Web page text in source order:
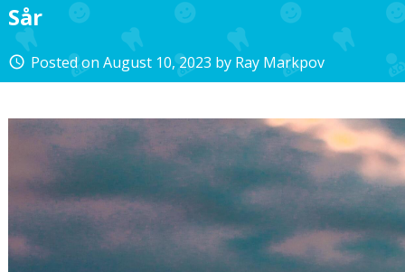
Sår
access_time Posted onAugust 10, 2023 by Ray Markpov